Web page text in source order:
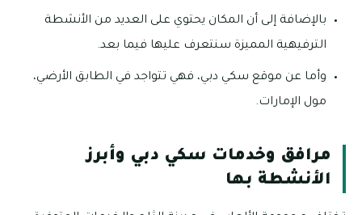
بالإضافة إلى أن المكان يحتوي على العديد من الأنشطة
الترفيهية المميزة سنتعرف عليها فيما بعد.
وأما عن موقع سكي دبي، فهي تتواجد في الطابق الأرضي،
مول الإمارات.
مرافق وخدمات سكي دبي وأبرز
الأنشطة بها